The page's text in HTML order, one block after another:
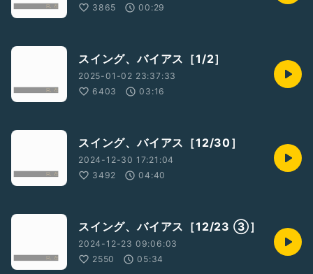
3865
00:29
スイング、バイアス［1/2］
2025-01-02 23:37:33
6403
03:16
スイング、バイアス［12/30］
2024-12-30 17:21:04
3492
04:40
スイング、バイアス［12/23 ③］
2024-12-23 09:06:03
2550
05:34